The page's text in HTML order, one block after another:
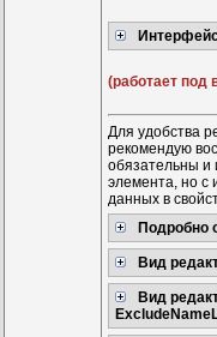
(работает под
Для удобства
рекомендую
обязательны и
элемента, но с
данных в
Подробно
Вид
Вид